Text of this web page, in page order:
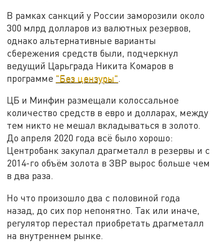
В рамках санкций у России заморозили около
300 млрд долларов из валютных резервов,
однако альтернативные варианты
сбережения средств были, подчеркнул
ведущий Царьграда Никита Комаров в
программе "Без цензуры".
ЦБ и Минфин размещали колоссальное
количество средств в евро и долларах, между
тем никто не мешал вкладываться в золото.
До апреля 2020 года всё было хорошо:
Центробанк закупал драгметалл в резервы и с
2014-го объём золота в ЗВР вырос больше чем
в два раза.
Но что произошло два с половиной года
назад, до сих пор непонятно. Так или иначе,
регулятор перестал приобретать драгметалл
на внутреннем рынке.